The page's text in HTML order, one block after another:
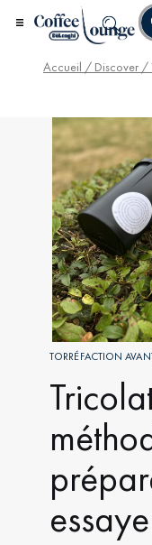
Accueil / Discover /
TORRÉFACTION